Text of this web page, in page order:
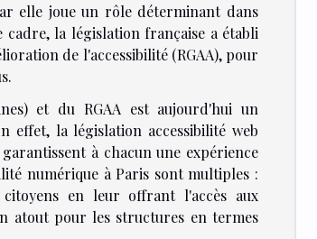
elle joue un rôle déterminant dans
la législation française a établi
de l'accessibilité (RGAA), pour
et du RGAA est aujourd'hui un
effet, la législation accessibilité web
à chacun une expérience
numérique à Paris sont multiples :
en leur offrant l'accès aux
atout pour les structures en termes